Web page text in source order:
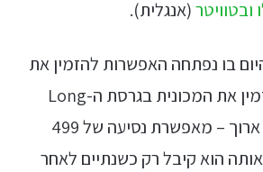
ובטוויטר(אנגלית).
למרץ 2016, היום בו נפתחה האפשרות להזמין את
המודל 3, דרייסן הזמין את המכונית בגרסת ה-Long
Range (גרסת טווח ארוך – מאפשרת נסיעה של 499
הוא קיבל רק כשנתיים לאחר